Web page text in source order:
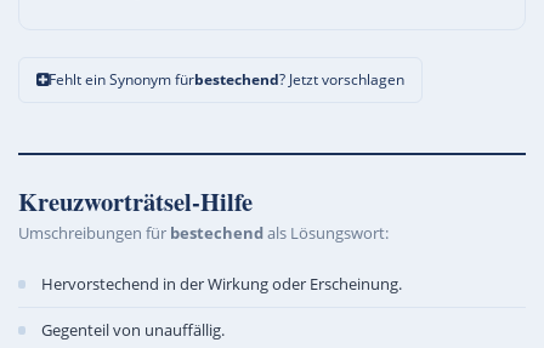
Fehlt ein Synonym fürbestechend? Jetzt vorschlagen
Kreuzworträtsel-Hilfe
Umschreibungen für bestechendals Lösungswort:
Hervorstechend in der Wirkung oder Erscheinung.
Gegenteil von unauffällig.